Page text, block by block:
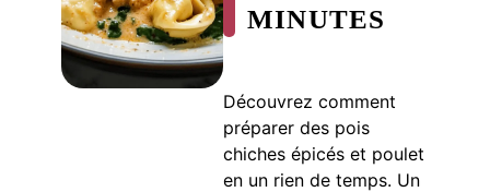
MINUTES
Découvrez comment
préparer des pois
chiches épicés et poulet
en un rien de temps. Un